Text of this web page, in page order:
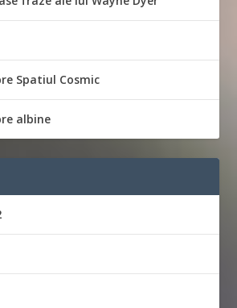
Spatiul Cosmic
albine